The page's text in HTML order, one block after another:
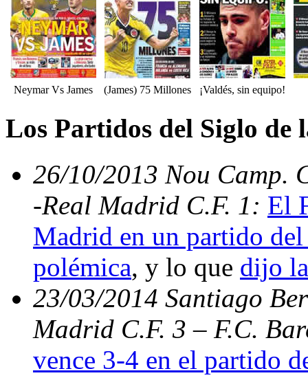
Neymar Vs James (James) 75 Millones ¡Valdés, sin equipo!
Los Partidos del Siglo de
26/10/2013 Nou Camp.
-Real Madrid C.F. 1: El
Madrid en un partido
polémica, y lo que dijo
23/03/2014 Santiago
Madrid C.F. 3 – F.C.
vence 3-4 en el partido